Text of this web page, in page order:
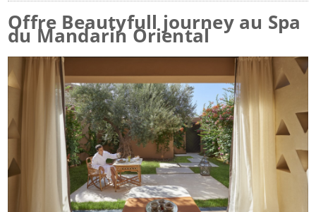
Offre Beautyfull journey au Spa
du Mandarin Oriental